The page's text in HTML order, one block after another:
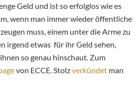
Geld und ist so erfolglos wie es
wenn man immer wieder öffentliche
muss, einem unter die Arme zu
irgend etwas für ihr Geld sehen,
so genau hinschaut. Zum
von ECCE. Stolzverkündet man